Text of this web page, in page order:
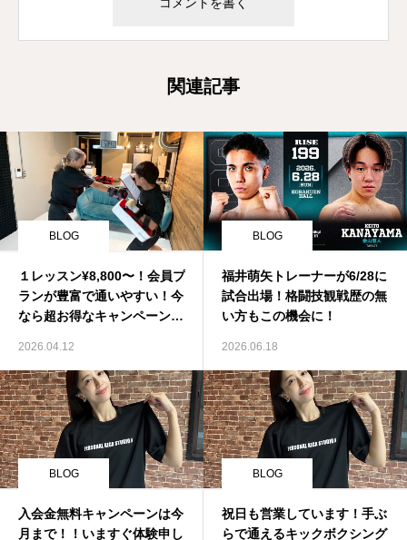
関連記事
BLOG
１レッスン¥8,800〜！会員プ
ランが豊富で通いやすい！今
なら超お得なキャンペーン
2026.04.12
BLOG
福井萌矢トレーナーが6/28に
試合出場！格闘技観戦歴の無
い方もこの機会に！
2026.06.18
BLOG
入会金無料キャンペーンは今
月まで！！いますぐ体験申し
BLOG
祝日も営業しています！手ぶ
らで通えるキックボクシング